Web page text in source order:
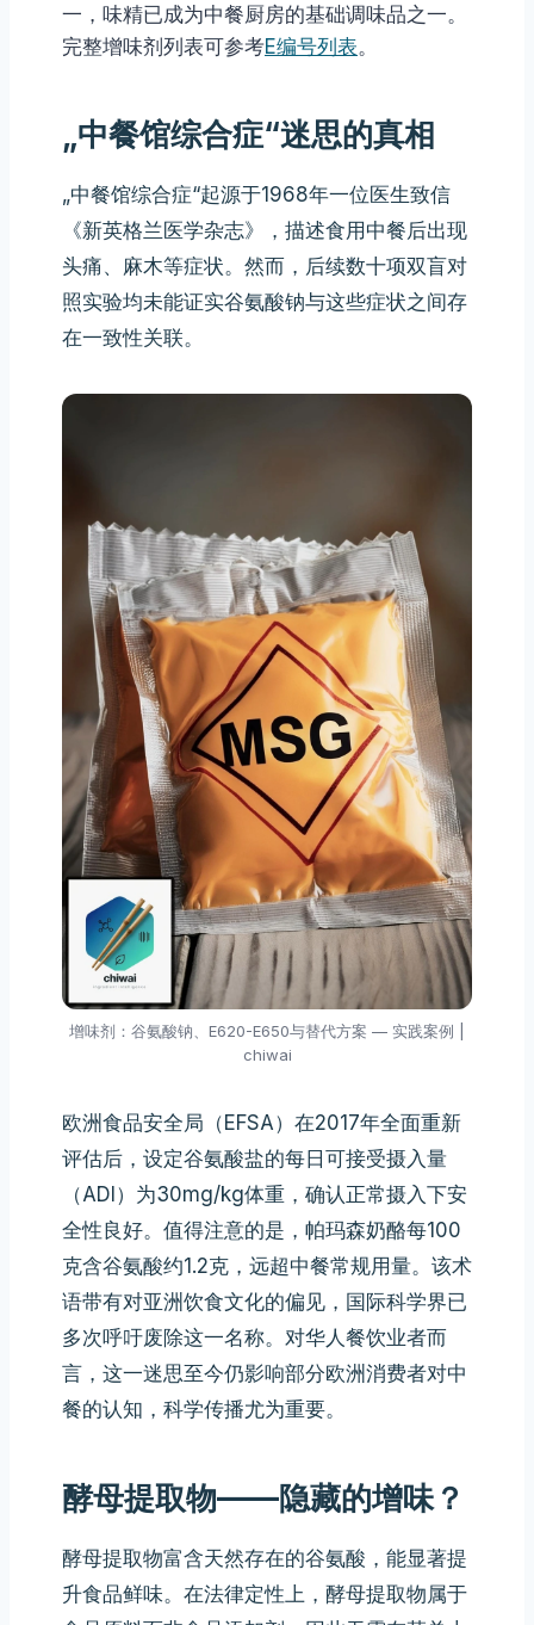
一，味精已成为中餐厨房的基础调味品之一。
完整增味剂列表可参考E编号列表。
„中餐馆综合症“迷思的真相
„中餐馆综合症“起源于1968年一位医生致信
《新英格兰医学杂志》，描述食用中餐后出现
头痛、麻木等症状。然而，后续数十项双盲对
照实验均未能证实谷氨酸钠与这些症状之间存
在一致性关联。
增味剂：谷氨酸钠、E620-E650与替代方案 — 实践案例 |
chiwai
欧洲食品安全局（EFSA）在2017年全面重新
评估后，设定谷氨酸盐的每日可接受摄入量
（ADI）为30mg/kg体重，确认正常摄入下安
全性良好。值得注意的是，帕玛森奶酪每100
克含谷氨酸约1.2克，远超中餐常规用量。该术
语带有对亚洲饮食文化的偏见，国际科学界已
多次呼吁废除这一名称。对华人餐饮业者而
言，这一迷思至今仍影响部分欧洲消费者对中
餐的认知，科学传播尤为重要。
酵母提取物——隐藏的增味？
酵母提取物富含天然存在的谷氨酸，能显著提
升食品鲜味。在法律定性上，酵母提取物属于